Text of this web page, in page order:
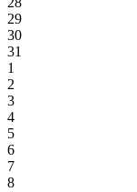
29
30
31
1
2
3
4
5
6
7
8